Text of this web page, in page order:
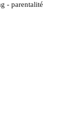
- parentalité